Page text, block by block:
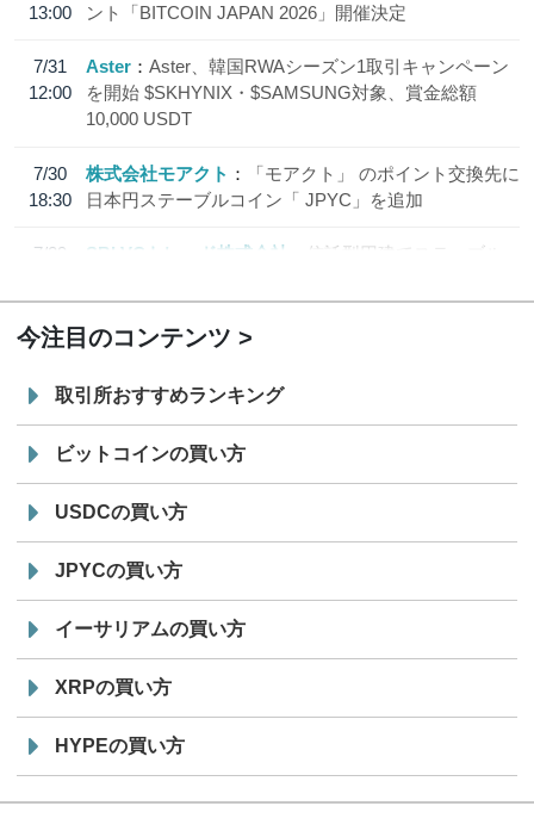
13:00
ント「BITCOIN JAPAN 2026」開催決定
7/31
12:00
Aster
Aster、韓国RWAシーズン1取引キャンペーン
を開始 $SKHYNIX・$SAMSUNG対象、賞金総額
10,000 USDT
7/30
18:30
株式会社モアクト
「モアクト」 のポイント交換先に
日本円ステーブルコイン「 JPYC」を追加
7/29
SBI VCトレード株式会社
信託型円建てステーブル
今注目のコンテンツ
取引所おすすめランキング
ビットコインの買い方
USDCの買い方
JPYCの買い方
イーサリアムの買い方
XRPの買い方
HYPEの買い方